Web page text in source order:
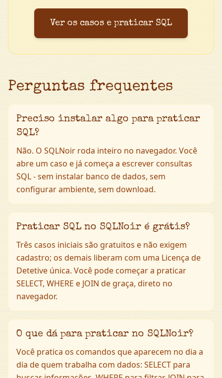
Ver os casos e praticar SQL
Perguntas frequentes
Preciso instalar algo para praticar
SQL?
Não. O SQLNoir roda inteiro no navegador. Você
abre um caso e já começa a escrever consultas
SQL - sem instalar banco de dados, sem
configurar ambiente, sem download.
Praticar SQL no SQLNoir é grátis?
Três casos iniciais são gratuitos e não exigem
cadastro; os demais liberam com uma Licença de
Detetive única. Você pode começar a praticar
SELECT, WHERE e JOIN de graça, direto no
navegador.
O que dá para praticar no SQLNoir?
Você pratica os comandos que aparecem no dia a
dia de quem trabalha com dados: SELECT para